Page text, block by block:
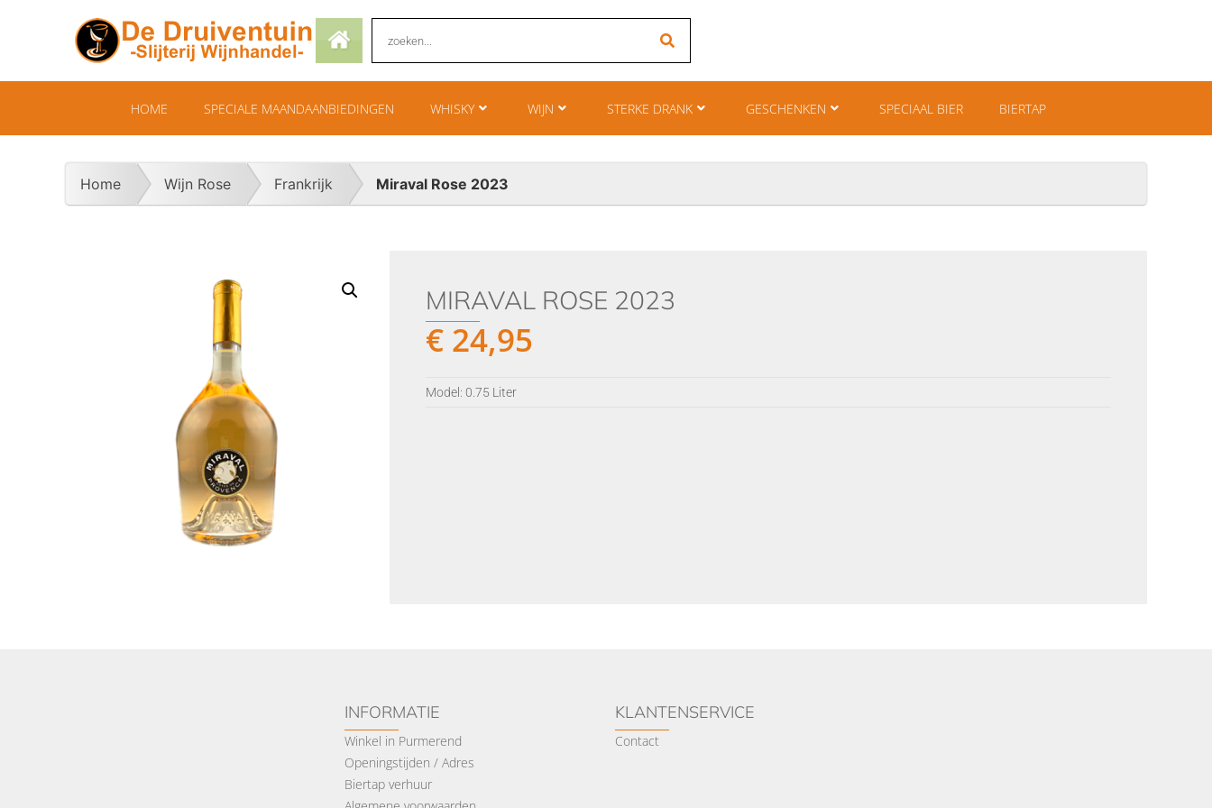
HOME SPECIALE MAANDAANBIEDINGEN WHISKY WIJN STERKE DRANK GESCHENKEN SPECIAAL BIER BIERTAP
Home Wijn Rose Frankrijk Miraval Rose 2023
MIRAVAL ROSE 2023
€ 24,95
Model: 0.75 Liter
INFORMATIE
Winkel in Purmerend
Openingstijden / Adres
Biertap verhuur
KLANTENSERVICE
Contact